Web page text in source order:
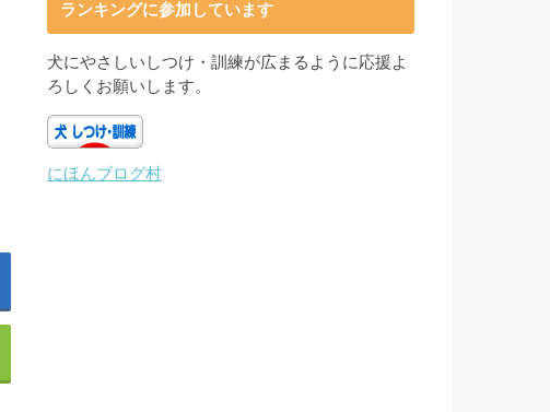
ランキングに参加しています
犬にやさしいしつけ・訓練が広まるように応援よ
ろしくお願いします。
にほんブログ村